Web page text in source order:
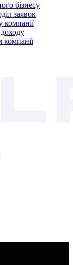
бізнесу
заявок
компанії
компанії